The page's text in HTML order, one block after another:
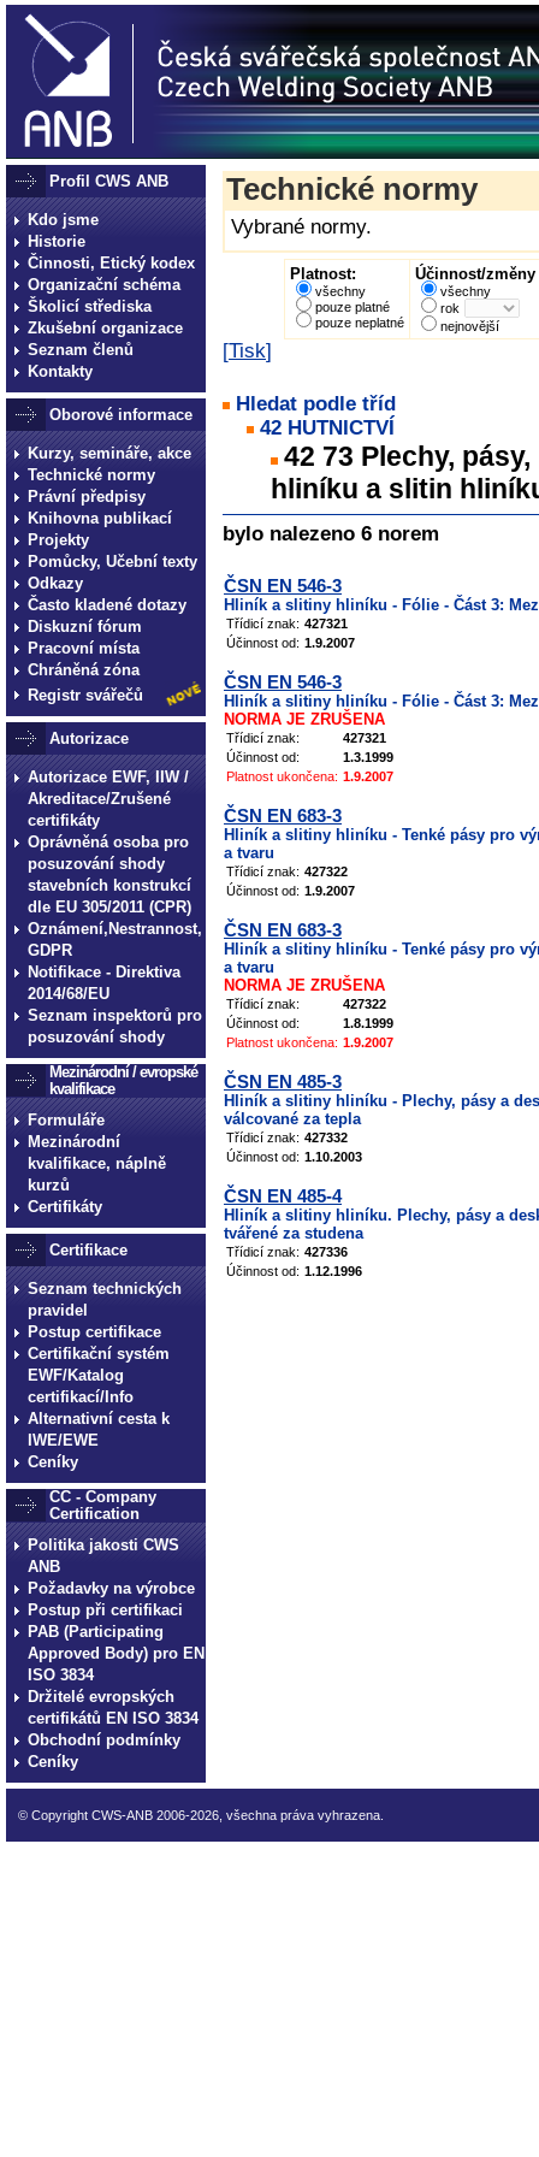
Profil CWS ANB
Kdo jsme
Historie
Činnosti, Etický kodex
Organizační schéma
Školicí střediska
Zkušební organizace
Seznam členů
Kontakty
Oborové informace
Kurzy, semináře, akce
Technické normy
Právní předpisy
Knihovna publikací
Projekty
Pomůcky, Učební texty
Odkazy
Často kladené dotazy
Diskuzní fórum
Pracovní místa
Chráněná zóna
Registr svářečů
Autorizace
Autorizace EWF, IIW /
Akreditace/Zrušené
certifikáty
Oprávněná osoba pro
posuzování shody
stavebních konstrukcí
dle EU 305/2011 (CPR)
Oznámení,Nestrannost,
GDPR
Notifikace - Direktiva
2014/68/EU
Seznam inspektorů pro
posuzování shody
Mezinárodní / evropské
kvalifikace
Formuláře
Mezinárodní
kvalifikace, náplně
kurzů
Certifikáty
Certifikace
Seznam technických
pravidel
Postup certifikace
Certifikační systém
EWF/Katalog
certifikací/Info
Alternativní cesta k
IWE/EWE
Ceníky
CC - Company
Certification
Politika jakosti CWS
ANB
Požadavky na výrobce
Postup při certifikaci
PAB (Participating
Approved Body) pro EN
ISO 3834
Držitelé evropských
certifikátů EN ISO 3834
Obchodní podmínky
Ceníky
Technické normy
Vybrané normy.
Platnost:
všechny
pouze platné
pouze neplatné
Účinnost/změny
všechny
rok
nejnovější
[Tisk]
Hledat podle tříd
42 HUTNICTVÍ
42 73 Plechy,
hliníku a slitin
bylo nalezeno 6 norem
ČSN EN 546-3
Hliník a slitiny hliníku - Fólie - Část 3:
Třídicí znak: 427321
Účinnost od: 1.9.2007
ČSN EN 546-3
Hliník a slitiny hliníku - Fólie - Část 3:
NORMA JE ZRUŠENA
Třídicí znak:
427321
Účinnost od:
1.3.1999
Platnost ukončena: 1.9.2007
ČSN EN 683-3
Hliník a slitiny hliníku - Tenké pásy pro
a tvaru
Třídicí znak: 427322
Účinnost od: 1.9.2007
ČSN EN 683-3
Hliník a slitiny hliníku - Tenké pásy pro
a tvaru
NORMA JE ZRUŠENA
Třídicí znak:
427322
Účinnost od:
1.8.1999
Platnost ukončena: 1.9.2007
ČSN EN 485-3
Hliník a slitiny hliníku - Plechy, pásy a
válcované za tepla
Třídicí znak: 427332
Účinnost od: 1.10.2003
ČSN EN 485-4
Hliník a slitiny hliníku. Plechy, pásy a
tvářené za studena
Třídicí znak: 427336
Účinnost od: 1.12.1996
© Copyright CWS-ANB 2006-2026, všechna práva vyhrazena.